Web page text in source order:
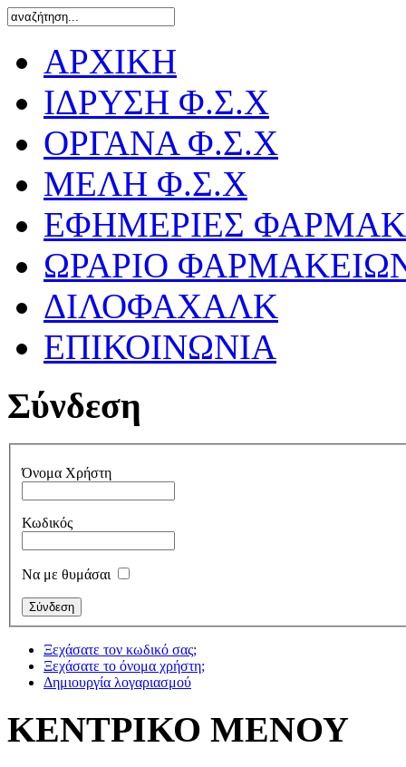
ΑΡΧΙΚΗ
ΙΔΡΥΣΗ Φ.Σ.Χ
ΟΡΓΑΝΑ Φ.Σ.Χ
ΜΕΛΗ Φ.Σ.Χ
ΕΦΗΜΕΡΙΕΣ
ΩΡΑΡΙΟ
ΔΙΛΟΦΑΧΑΛΚ
ΕΠΙΚΟΙΝΩΝΙΑ
Σύνδεση
Όνομα Χρήστη
Κωδικός
Να με θυμάσαι
Ξεχάσατε τον κωδικό σας;
Ξεχάσατε το όνομα χρήστη;
Δημιουργία λογαριασμού
ΚΕΝΤΡΙΚΟ ΜΕΝΟΥ